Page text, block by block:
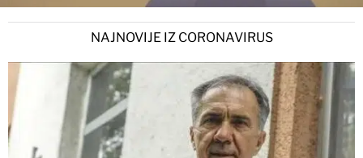
NAJNOVIJE IZ CORONAVIRUS